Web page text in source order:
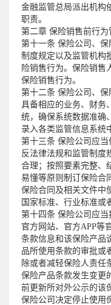
金融监管总局派出机构
职责。
第二章 保险销售前行为
第十一条 保险公司、
制度规定以及监管机构
险销售行为。保险销售
保险销售行为。
第十二条 保险公司、
具备相应的业务、财务
统，确保系统数据准确
录入各类监管信息系统
第十三条 保险公司应
反法律法规和监管制度
合理；按照要素完整、
易懂等原则制订保险合
保险合同及相关文件中
国家标准、行业标准或
第十四条 保险公司应
官方网站、官方APP等
条款信息和该保险产品
品所使用条款的审批或
除或者减轻保险人责任
保险产品条款发生变更
前更新所对外公示的该
保险公司决定停止使用